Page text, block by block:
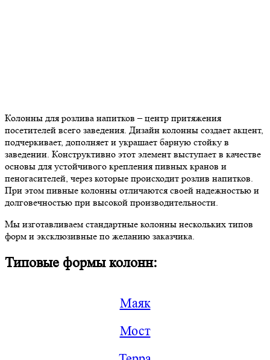
Колонны для розлива напитков – центр притяжения
посетителей всего заведения. Дизайн колонны создает акцент,
подчеркивает, дополняет и украшает барную стойку в
заведении. Конструктивно этот элемент выступает в качестве
основы для устойчивого крепления пивных кранов и
пеногасителей, через которые происходит розлив напитков.
При этом пивные колонны отличаются своей надежностью и
долговечностью при высокой производительности.
Мы изготавливаем стандартные колонны нескольких типов
форм и эксклюзивные по желанию заказчика.
Типовые формы колонн:
Маяк
Мост